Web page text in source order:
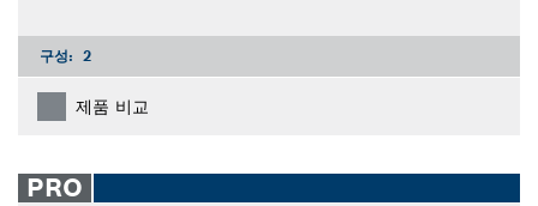
구성: 2
제품 비교
PRO